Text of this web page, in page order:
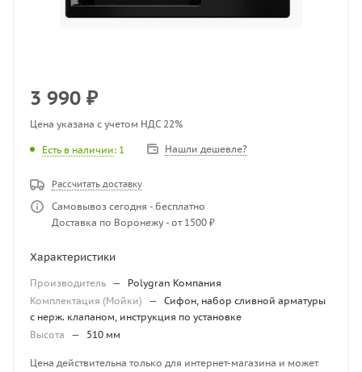
3 990 ₽
Цена указана с учетом НДС 22%
Есть в наличии: 1 Нашли дешевле?
Рассчитать доставку
Самовывоз сегодня - бесплатно
Доставка по Воронежу - от 1500 ₽
Характеристики
Производитель —
Polygran Компания
Комплектация (Мойки)
— Сифон, набор сливной арматуры
с нерж. клапаном, инструкция по установке
Высота
— 510 мм
Цена действительна только для интернет-магазина и может